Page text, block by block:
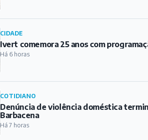
CIDADE
Ivert comemora 25 anos com
Há 6 horas
COTIDIANO
Denúncia de violência doméstica
Barbacena
Há 7 horas